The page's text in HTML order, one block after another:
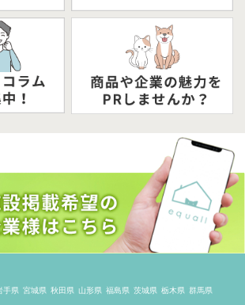
手県 宮城県 秋田県 山形県 福島県 茨城県 栃木県 群馬県